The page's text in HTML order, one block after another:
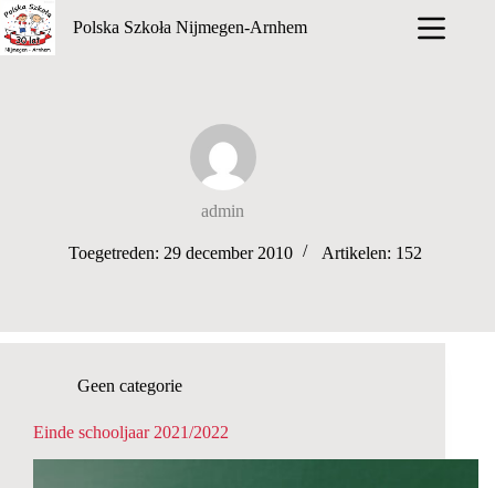
Ga
naar
de
Polska Szkoła Nijmegen-Arnhem
admin
Toegetreden: 29 december 2010 Artikelen: 152
Geen categorie
Einde schooljaar 2021/2022